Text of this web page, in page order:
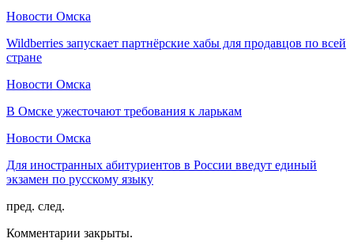
Новости Омска
Wildberries запускает партнёрские хабы для продавцов по всей
стране
Новости Омска
В Омске ужесточают требования к ларькам
Новости Омска
Для иностранных абитуриентов в России введут единый
экзамен по русскому языку
пред. след.
Комментарии закрыты.